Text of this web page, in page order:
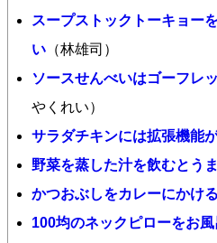
スープストックトーキョー
い （林雄司）
ソースせんべいはゴーフレ
やくれい）
サラダチキンには拡張機能
野菜を蒸した汁を飲むとう
かつおぶしをカレーにかけ
100均のネックピローをお